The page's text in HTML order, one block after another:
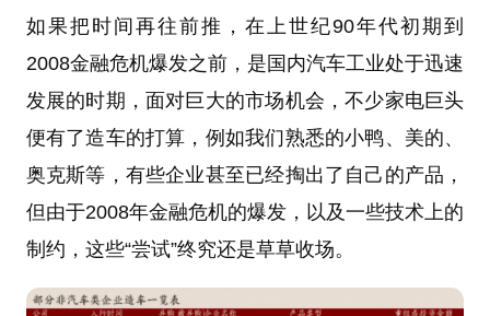
如果把时间再往前推，在上世纪90年代初期到
2008金融危机爆发之前，是国内汽车工业处于迅速
发展的时期，面对巨大的市场机会，不少家电巨头
便有了造车的打算，例如我们熟悉的小鸭、美的、
奥克斯等，有些企业甚至已经掏出了自己的产品，
但由于2008年金融危机的爆发，以及一些技术上的
制约，这些“尝试”终究还是草草收场。